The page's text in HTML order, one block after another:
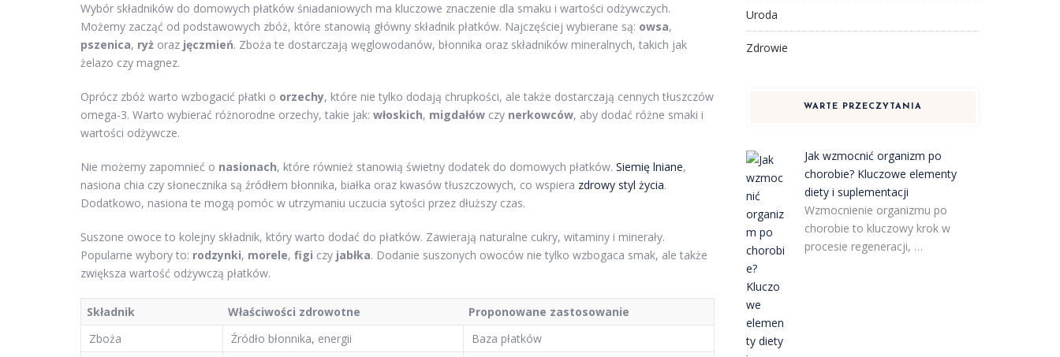
Wybór składników do domowych płatków śniadaniowych ma kluczowe znaczenie dla smaku i wartości odżywczych.
Możemy zacząć od podstawowych zbóż, które stanowią główny składnik płatków. Najczęściej wybierane są: owsa,
pszenica, ryż oraz jęczmień. Zboża te dostarczają węglowodanów, błonnika oraz składników mineralnych, takich jak
żelazo czy magnez.
Oprócz zbóż warto wzbogacić płatki o orzechy, które nie tylko dodają chrupkości, ale także dostarczają cennych tłuszczów
omega-3. Warto wybierać różnorodne orzechy, takie jak: włoskich, migdałów czy nerkowców, aby dodać różne smaki i
wartości odżywcze.
Nie możemy zapomnieć o nasionach, które również stanowią świetny dodatek do domowych płatków. Siemię lniane,
nasiona chia czy słonecznika są źródłem błonnika, białka oraz kwasów tłuszczowych, co wspiera zdrowy styl życia.
Dodatkowo, nasiona te mogą pomóc w utrzymaniu uczucia sytości przez dłuższy czas.
Suszone owoce to kolejny składnik, który warto dodać do płatków. Zawierają naturalne cukry, witaminy i minerały.
Popularne wybory to: rodzynki, morele, figi czy jabłka. Dodanie suszonych owoców nie tylko wzbogaca smak, ale także
zwiększa wartość odżywczą płatków.
Składnik Właściwości zdrowotne
Proponowane zastosowanie
Zboża
Źródło błonnika, energii
Baza płatków
Uroda
Zdrowie
WARTE PRZECZYTANIA
Jak wzmocnić organizm po
chorobie? Kluczowe elementy
diety i suplementacji
Wzmocnienie organizmu po
chorobie to kluczowy krok w
procesie regeneracji, …